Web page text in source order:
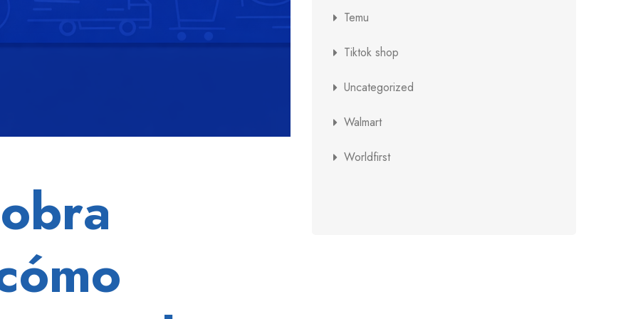
Temu
Tiktok shop
Uncategorized
Walmart
Worldfirst